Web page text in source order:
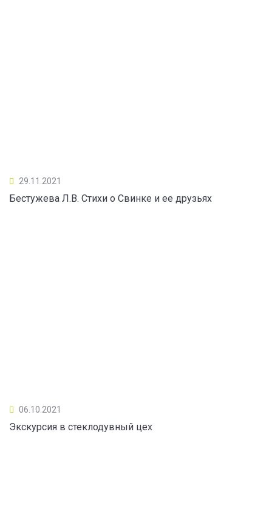
29.11.2021
Бестужева Л.В. Стихи о Свинке и ее друзьях
06.10.2021
Экскурсия в стеклодувный цех